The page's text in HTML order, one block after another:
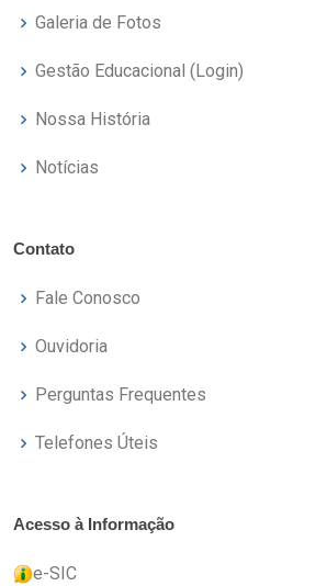
Galeria de Fotos
Gestão Educacional (Login)
Nossa História
Notícias
Contato
Fale Conosco
Ouvidoria
Perguntas Frequentes
Telefones Úteis
Acesso à Informação
e-SIC